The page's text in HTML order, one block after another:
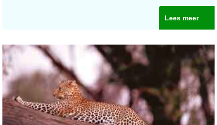
Lees meer